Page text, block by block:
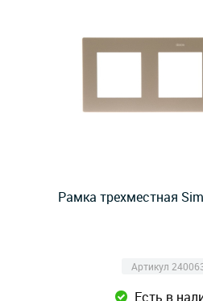
Рамка трехместная
Артикул
Есть в